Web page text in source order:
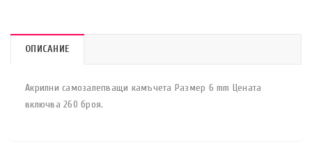
ОПИСАНИЕ
Акрилни самозалепващи камъчета Размер 6 mm Цената
включва 260 броя.